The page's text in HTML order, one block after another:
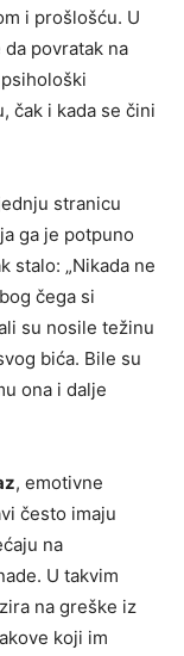
i prošlošću. U
povratak na
čak i kada se čini
stranicu
ga je potpuno
stalo: „Nikada ne
čega si
su nosile težinu
bića. Bile su
ona i dalje
, emotivne
često imaju
na
U takvim
na greške iz
koji im